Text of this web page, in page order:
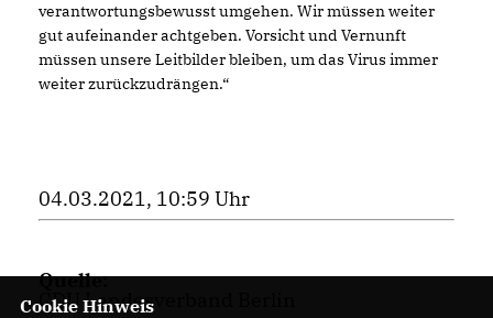
verantwortungsbewusst umgehen. Wir müssen weiter
gut aufeinander achtgeben. Vorsicht und Vernunft
müssen unsere Leitbilder bleiben, um das Virus immer
weiter zurückzudrängen.“
04.03.2021, 10:59 Uhr
Quelle:
CDU Landesverband Berlin
Cookie Hinweis